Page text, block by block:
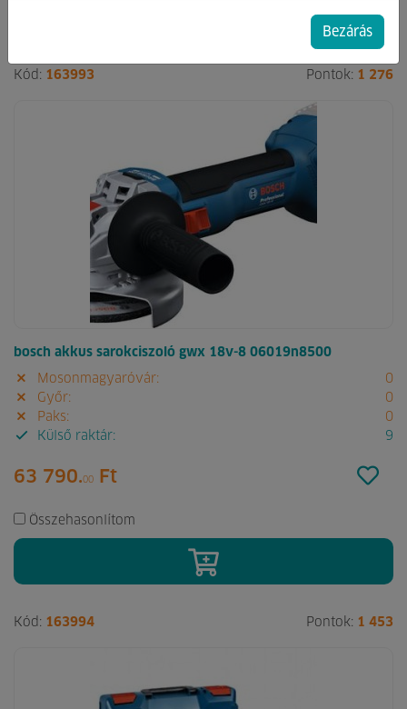
Kód: 163993 Pontok: 1 276
bosch akkus sarokciszoló gwx 18v-8 06019n8500
Mosonmagyaróvár:
0
Győr:
0
Paks:
0
Külső raktár:
9
63 790.00 Ft
Összehasonlítom
Kód: 163994 Pontok: 1 453
Bezárás